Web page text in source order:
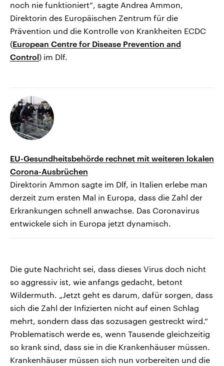
noch nie funktioniert“, sagte Andrea Ammon,
Direktorin des Europäischen Zentrum für die
Prävention und die Kontrolle von Krankheiten ECDC
(European Centre for Disease Prevention and
Control) im Dlf.
EU-Gesundheitsbehörde rechnet mit weiteren lokalen
Corona-Ausbrüchen
Direktorin Ammon sagte im Dlf, in Italien erlebe man
derzeit zum ersten Mal in Europa, dass die Zahl der
Erkrankungen schnell anwachse. Das Coronavirus
entwickele sich in Europa jetzt dynamisch.
Die gute Nachricht sei, dass dieses Virus doch nicht
so aggressiv ist, wie anfangs gedacht, betont
Wildermuth. „Jetzt geht es darum, dafür sorgen, dass
sich die Zahl der Infizierten nicht auf einen Schlag
mehrt, sondern dass das sozusagen gestreckt wird.“
Problematisch werde es, wenn Tausende gleichzeitig
so krank sind, dass sie in die Krankenhäuser müssen.
Krankenhäuser müssen sich nun vorbereiten und die